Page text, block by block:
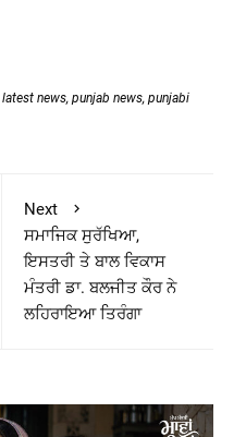
latest news, punjab news, punjabi
Next
ਸਮਾਜਿਕ ਸੁਰੱਖਿਆ,
ਇਸਤਰੀ ਤੇ ਬਾਲ ਵਿਕਾਸ
ਮੰਤਰੀ ਡਾ. ਬਲਜੀਤ ਕੌਰ ਨੇ
ਲਹਿਰਾਇਆ ਤਿਰੰਗਾ